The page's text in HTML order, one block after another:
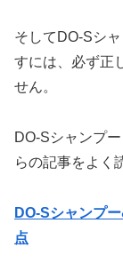
そしてDO-Sシ
すには、必ず正
せん。
DO-Sシャンプ
らの記事をよく
DO-Sシャンプ
点